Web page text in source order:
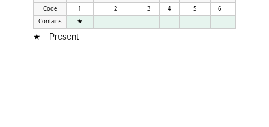
Code 1 2 3 4 5 6
Contains
★
★ = Present